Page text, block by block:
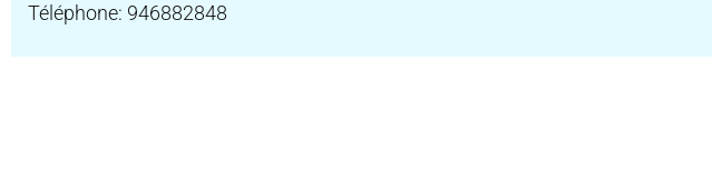
Téléphone: 946882848